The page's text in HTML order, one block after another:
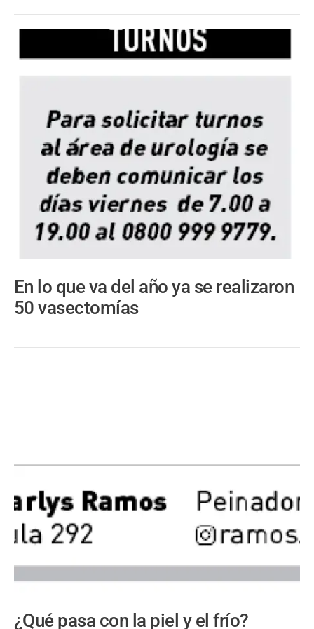
En lo que va del año ya se realizaron
50 vasectomías
¿Qué pasa con la piel y el frío?